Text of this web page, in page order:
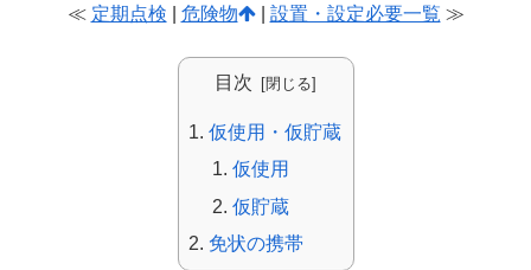
≪ 定期点検 危険物 | 設置・設定必要一覧 ≫
目次
仮使用・仮貯蔵
仮使用
仮貯蔵
免状の携帯